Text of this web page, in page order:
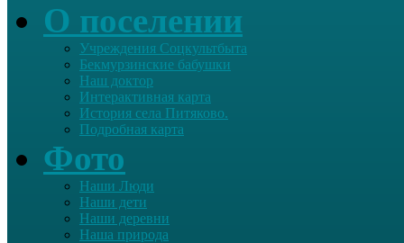
О поселении
Учреждения Соцкультбыта
Бекмурзинские бабушки
Наш доктор
Интерактивная карта
История села Питяково.
Подробная карта
Фото
Наши Люди
Наши дети
Наши деревни
Наша природа